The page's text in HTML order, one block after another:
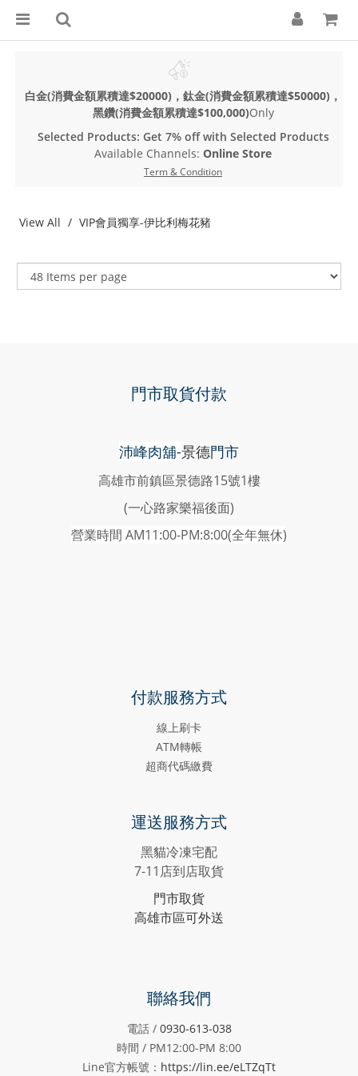
白金(消費金額累積達$20000)，鈦金(消費金額累積達$50000)，
黑鑽(消費金額累積達$100,000)Only
Selected Products: Get 7% off with Selected Products
Available Channels: Online Store
Term & Condition
View All VIP會員獨享-伊比利梅花豬
門市取貨付款
沛峰肉舖-景德門市
高雄市前鎮區景德路15號1樓
(一心路家樂福後面)
營業時間 AM11:00-PM:8:00(全年無休)
付款服務方式
線上刷卡
ATM轉帳
超商代碼繳費
運送服務方式
黑貓冷凍宅配
7-11店到店取貨
門市取貨
高雄市區可外送
聯絡我們
電話 / 0930-613-038
時間 / PM12:00-PM 8:00
Line官方帳號： https://lin.ee/eLTZqTt